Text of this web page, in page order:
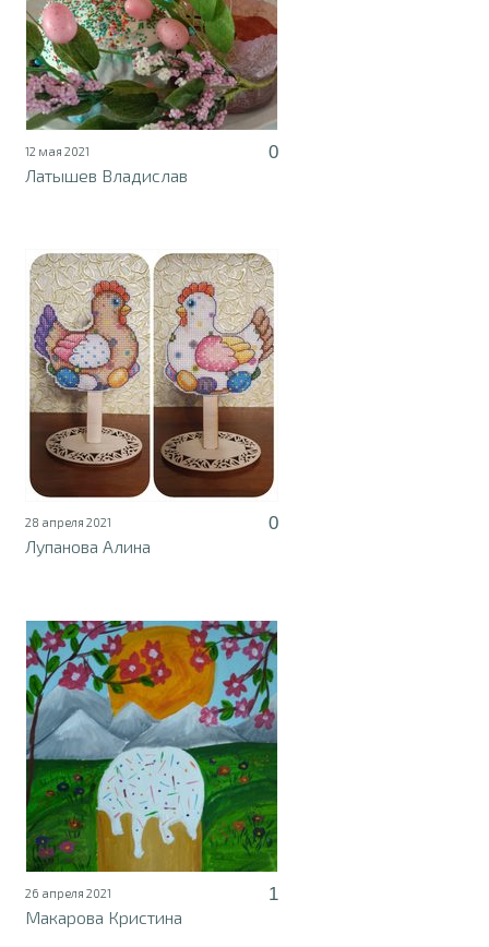
12 мая 2021
0
Латышев Владислав
28 апреля 2021
0
Лупанова Алина
26 апреля 2021
1
Макарова Кристина